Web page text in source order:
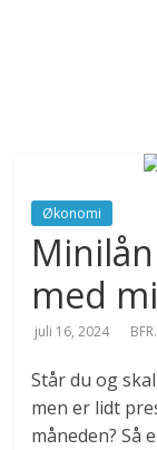
Økonomi
med
juli 16, 2024
Står du og
men er lidt
måneden? Så